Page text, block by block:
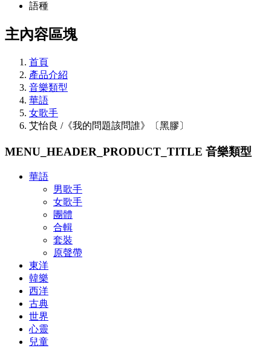
語種
主內容區塊
首頁
產品介紹
音樂類型
華語
女歌手
艾怡良 /《我的問題該問誰》〔黑膠〕
MENU_HEADER_PRODUCT_TITLE 音樂類型
華語
男歌手
女歌手
團體
合輯
套裝
原聲帶
東洋
韓樂
西洋
古典
世界
心靈
兒童